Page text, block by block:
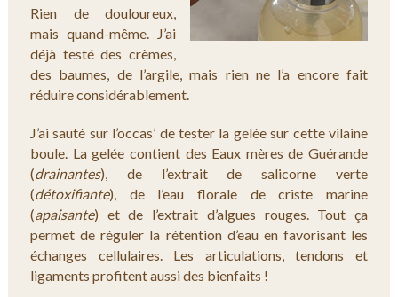
Rien de douloureux,
mais quand-même. J’ai
déjà testé des crèmes,
des baumes, de l’argile, mais rien ne l’a encore fait
réduire considérablement.
J’ai sauté sur l’occas’ de tester la gelée sur cette vilaine
boule. La gelée contient des Eaux mères de Guérande
(drainantes), de l’extrait de salicorne verte
(détoxifiante), de l’eau florale de criste marine
(apaisante) et de l’extrait d’algues rouges. Tout ça
permet de réguler la rétention d’eau en favorisant les
échanges cellulaires. Les articulations, tendons et
ligaments profitent aussi des bienfaits !